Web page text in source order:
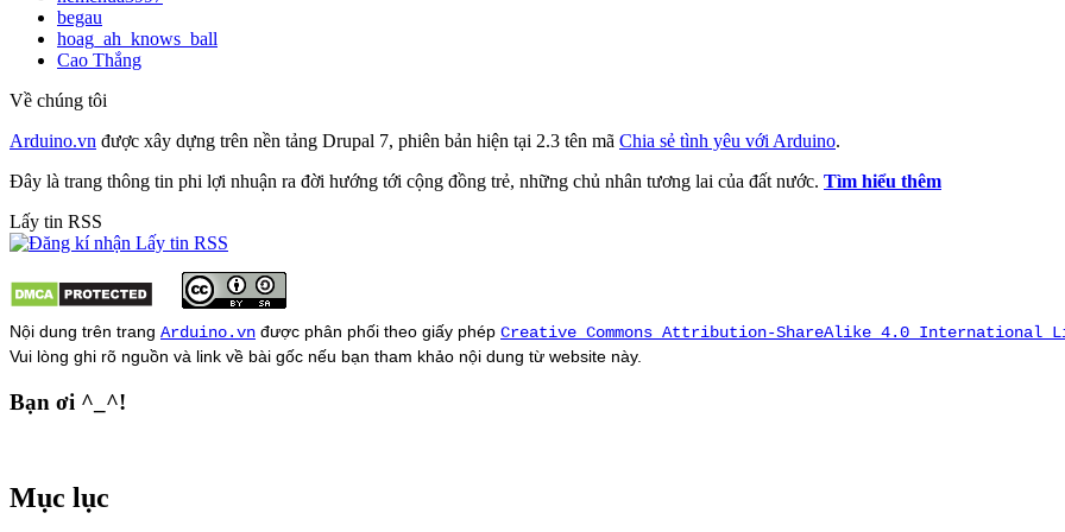
begau
hoag_ah_knows_ball
Cao Thắng
Về chúng tôi
Arduino.vn được xây dựng trên nền tảng Drupal 7, phiên bản hiện tại 2.3 tên mã Chia sẻ tình yêu với Arduino.
Đây là trang thông tin phi lợi nhuận ra đời hướng tới cộng đồng trẻ, những chủ nhân tương lai của đất nước. Tìm hiểu thêm
Lấy tin RSS
Nội dung trên trang Arduino.vn được phân phối theo giấy phép Creative Commons Attribution-ShareAlike 4.0 International
Vui lòng ghi rõ nguồn và link về bài gốc nếu bạn tham khảo nội dung từ website này.
Bạn ơi ^_^!
Mục lục